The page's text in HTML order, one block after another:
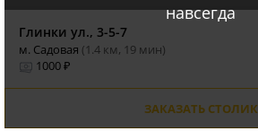
навсегда
Глинки ул., 3-5-7
м. Садовая (1.4 км, 19 мин)
1000 ₽
ЗАКАЗАТЬ СТОЛИК